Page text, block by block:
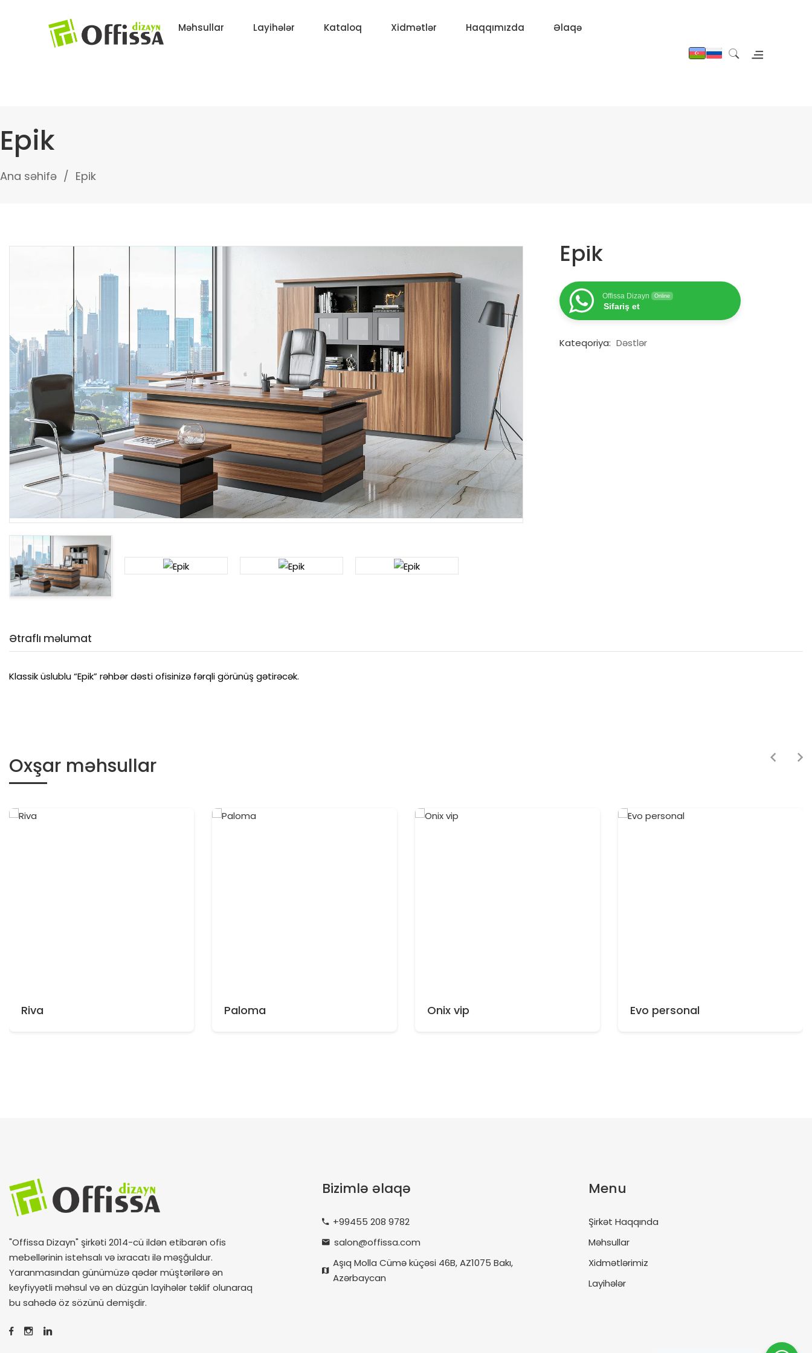
Məhsullar Layihələr Kataloq Xidmətlər Haqqımızda Əlaqə
Epik
Ana səhifə Epik
Epik
Offissa Dizayn Online
Sifariş et
Kateqoriya: Dəstlər
Ətraflı məlumat
Klassik üslublu “Epik” rəhbər dəsti ofisinizə fərqli görünüş gətirəcək.
Oxşar məhsullar
Riva Paloma Onix vip Evo personal
"Offissa Dizayn" şirkəti 2014-cü ildən etibarən ofis
mebellərinin istehsalı və ixracatı ilə məşğuldur.
Yaranmasından günümüzə qədər müştərilərə ən
keyfiyyətli məhsul və ən düzgün layihələr təklif olunaraq
bu sahədə öz sözünü demişdir.
Bizimlə əlaqə
+99455 208 9782
salon@offissa.com
Aşıq Molla Cümə küçəsi 46B, AZ1075 Bakı,
Azərbaycan
Menu
Şirkət Haqqında
Məhsullar
Xidmətlərimiz
Layihələr